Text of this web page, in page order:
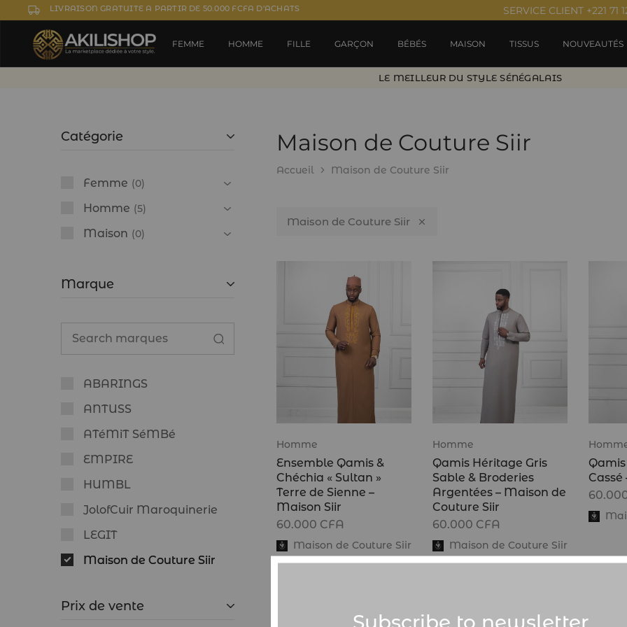
LIVRAISON GRATUITE A PARTIR DE 50.000 FCFA D'ACHATS SERVICE CLIENT +221 71
FEMME HOMME FILLE GARÇON BÉBÉS MAISON TISSUS NOUVEAUTÉS
LE MEILLEUR DU STYLE SÉNÉGALAIS
Maison de Couture Siir
Accueil Maison de Couture Siir
Maison de Couture Siir
Homme
Ensemble Qamis &
Chéchia « Sultan »
Terre de Sienne –
Maison Siir
60.000 CFA
Maison de Couture Siir
Homme
Qamis Héritage Gris
Sable & Broderies
Argentées – Maison de
Couture Siir
60.000 CFA
Maison de Couture Siir
Catégorie
Femme 0
Homme 5
Maison 0
Marque
ABARINGS
ANTUSS
ATéMiT SéMBé
EMPIRE
HUMBL
JolofCuir Maroquinerie
LEGIT
Maison de Couture Siir
Mbeddum Ndakaru
Prix de vente
Subscribe to newsletter